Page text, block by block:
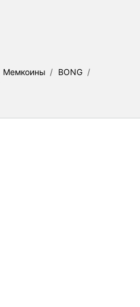
Мемкоины / BONG /